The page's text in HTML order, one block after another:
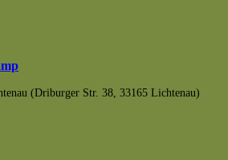
(Driburger Str. 38, 33165 Lichtenau)